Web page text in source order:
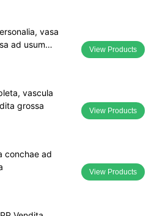
vasa
ad usum
View Products
vascula
grossa
View Products
conchae ad
View Products